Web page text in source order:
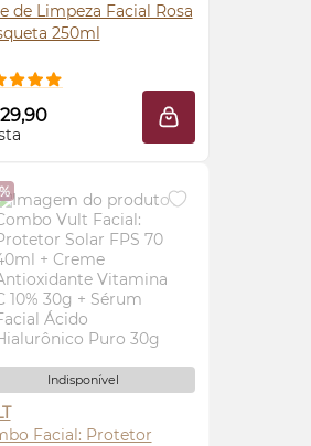
SACOLA
de Limpeza Facial Rosa
250ml
COMPRE AGORA ❯
ADICIONAR À
Indisponível
Facial: Protetor